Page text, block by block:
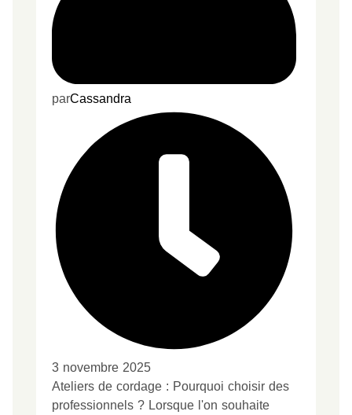
parCassandra
3 novembre 2025
Ateliers de cordage : Pourquoi choisir des
professionnels ? Lorsque l'on souhaite